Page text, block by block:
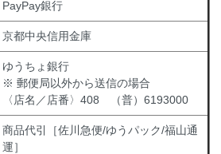
PayPay銀行
京都中央信用金庫
ゆうちょ銀行
※ 郵便局以外から送信の場合
〈店名／店番〉408 （普）6193000
商品代引［佐川急便/ゆうパック/福山通
運］